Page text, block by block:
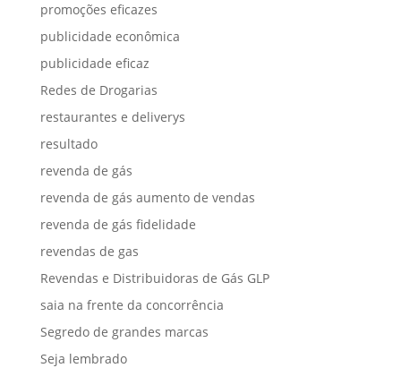
promoções eficazes
publicidade econômica
publicidade eficaz
Redes de Drogarias
restaurantes e deliverys
resultado
revenda de gás
revenda de gás aumento de vendas
revenda de gás fidelidade
revendas de gas
Revendas e Distribuidoras de Gás GLP
saia na frente da concorrência
Segredo de grandes marcas
Seja lembrado